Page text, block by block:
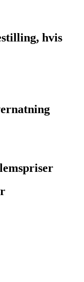
hvis